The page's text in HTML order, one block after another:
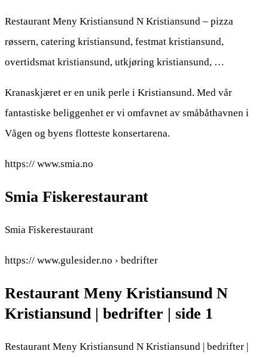
Restaurant Meny Kristiansund N Kristiansund – pizza
røssern, catering kristiansund, festmat kristiansund,
overtidsmat kristiansund, utkjøring kristiansund, …
Kranaskjæret er en unik perle i Kristiansund. Med vår
fantastiske beliggenhet er vi omfavnet av småbåthavnen i
Vågen og byens flotteste konsertarena.
https:// www.smia.no
Smia Fiskerestaurant
Smia Fiskerestaurant
https:// www.gulesider.no › bedrifter
Restaurant Meny Kristiansund N
Kristiansund | bedrifter | side 1
Restaurant Meny Kristiansund N Kristiansund | bedrifter |